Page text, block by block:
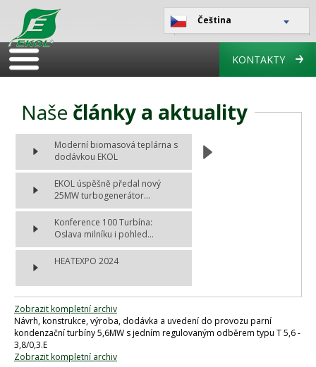
Čeština
KONTAKTY
Naše články a aktuality
Moderní biomasová teplárna s
dodávkou EKOL
EKOL úspěšně předal nový
25MW turbogenerátor...
Konference 100 Turbína:
Oslava milníku i pohled...
HEATEXPO 2024
Zobrazit kompletní archiv
Návrh, konstrukce, výroba, dodávka a uvedení do provozu parní
kondenzační turbíny 5,6MW s jedním regulovaným odběrem typu T 5,6 -
3,8/0,3.E
Zobrazit kompletní archiv